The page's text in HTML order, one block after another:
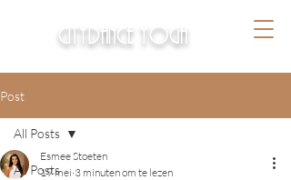
citydance yoga
Post
All Posts
All Posts
Esmee Stoeten
19 mei 3 minuten om te lezen